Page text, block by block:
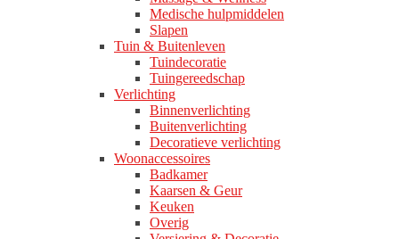
Medische hulpmiddelen
Slapen
Tuin & Buitenleven
Tuindecoratie
Tuingereedschap
Verlichting
Binnenverlichting
Buitenverlichting
Decoratieve verlichting
Woonaccessoires
Badkamer
Kaarsen & Geur
Keuken
Overig